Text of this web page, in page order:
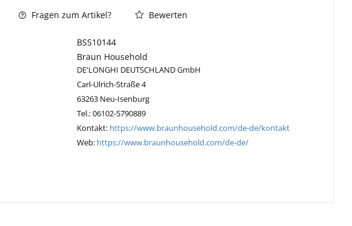
Fragen zum Artikel? Bewerten
BSS10144
Braun Household
DE'LONGHI DEUTSCHLAND GmbH
Carl-Ulrich-Straße 4
63263 Neu-Isenburg
Tel.: 06102-5790889
Kontakt: https://www.braunhousehold.com/de-de/kontakt
Web: https://www.braunhousehold.com/de-de/